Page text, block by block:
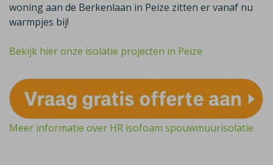
woning aan de Berkenlaan in Peize zitten er vanaf nu
warmpjes bij!
Bekijk hier onze isolatie projecten in Peize
Meer informatie over HR isofoam spouwmuurisolatie